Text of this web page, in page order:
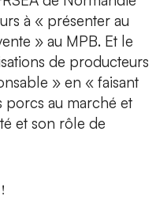
à « présenter au
» au MPB. Et le
de producteurs
» en « faisant
porcs au marché et
et son rôle de